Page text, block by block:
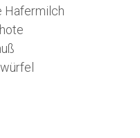
Hafermilch